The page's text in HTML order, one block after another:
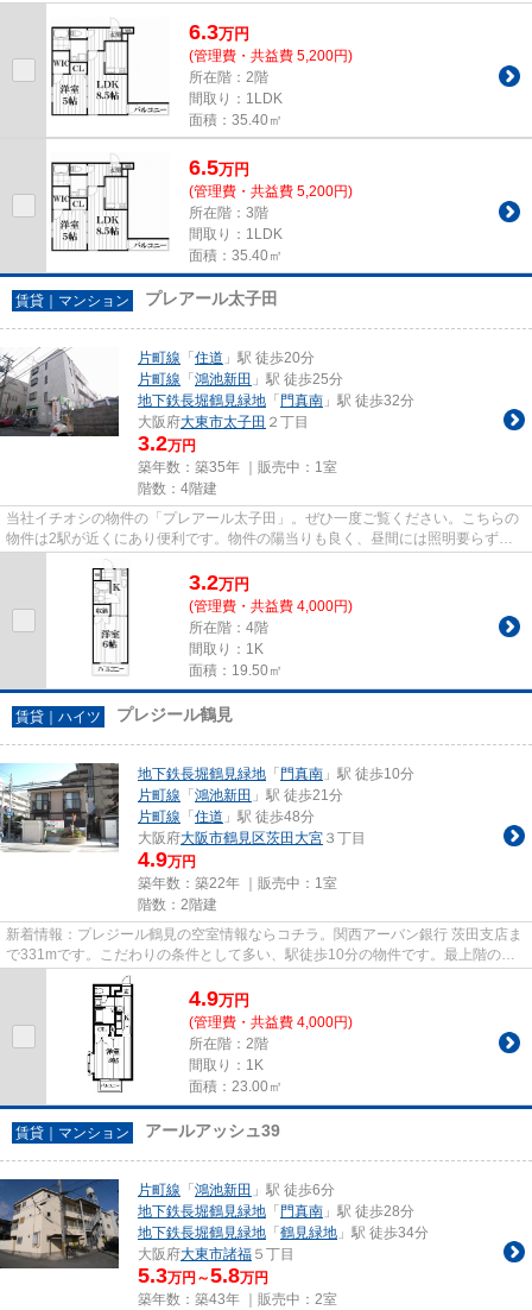
6.3万円
(管理費・共益費 5,200円)
所在階：2階
間取り：1LDK
面積：35.40㎡
6.5万円
(管理費・共益費 5,200円)
所在階：3階
間取り：1LDK
面積：35.40㎡
賃貸｜マンション プレアール太子田
片町線 「 住道 」駅 徒歩20分
片町線 「 鴻池新田 」駅 徒歩25分
地下鉄長堀鶴見緑地 「 門真南 」駅 徒歩32分
大阪府大東市太子田 ２丁目
3.2万円
築年数：築35年 ｜販売中： 1室
階数：4階建
当社イチオシの物件の「プレアール太子田」。ぜひ一度ご覧ください。こちらの
物件は2駅が近くにあり便利です。物件の陽当りも良く、昼間には照明要らずで
経済的です。こちらはマンショ...
3.2万円
(管理費・共益費 4,000円)
所在階：4階
間取り：1K
面積：19.50㎡
賃貸｜ハイツ プレジール鶴見
地下鉄長堀鶴見緑地 「 門真南 」駅 徒歩10分
片町線 「 鴻池新田 」駅 徒歩21分
片町線 「 住道 」駅 徒歩48分
大阪府大阪市鶴見区茨田大宮 ３丁目
4.9万円
築年数：築22年 ｜販売中： 1室
階数：2階建
新着情報：プレジール鶴見の空室情報ならコチラ。関西アーバン銀行 茨田支店ま
で331mです。こだわりの条件として多い、駅徒歩10分の物件です。最上階の物
件です。住都エステートには、...
4.9万円
(管理費・共益費 4,000円)
所在階：2階
間取り：1K
面積：23.00㎡
賃貸｜マンション アールアッシュ39
片町線 「 鴻池新田 」駅 徒歩6分
地下鉄長堀鶴見緑地 「 門真南 」駅 徒歩28分
地下鉄長堀鶴見緑地 「 鶴見緑地 」駅 徒歩34分
大阪府大東市諸福 ５丁目
5.3万円～5.8万円
築年数：築43年 ｜販売中： 2室